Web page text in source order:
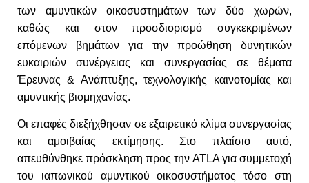
των αμυντικών οικοσυστημάτων των δύο χωρών,
καθώς και στον προσδιορισμό συγκεκριμένων
επόμενων βημάτων για την προώθηση δυνητικών
ευκαιριών συνέργειας και συνεργασίας σε θέματα
Έρευνας & Ανάπτυξης, τεχνολογικής καινοτομίας και
αμυντικής βιομηχανίας.
Οι επαφές διεξήχθησαν σε εξαιρετικό κλίμα συνεργασίας
και αμοιβαίας εκτίμησης. Στο πλαίσιο αυτό,
απευθύνθηκε πρόσκληση προς την ATLA για συμμετοχή
του ιαπωνικού αμυντικού οικοσυστήματος τόσο στη